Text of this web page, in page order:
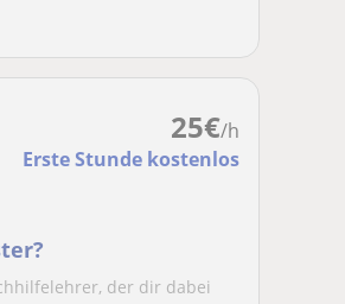
25€/h
Erste Stunde kostenlos
der dir dabei